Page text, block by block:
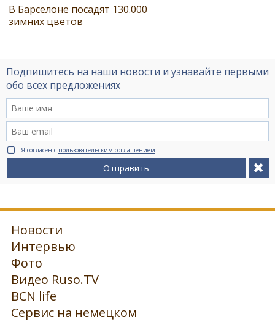
В Барселоне посадят 130.000
зимних цветов
Подпишитесь на наши новости и узнавайте первыми
обо всех предложениях
Я согласен с пользовательским соглашением
Отправить
Новости
Интервью
Фото
Видео Ruso.TV
BCN life
Сервис на немецком